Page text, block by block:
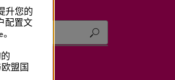
q
升您的
配置文
盟国